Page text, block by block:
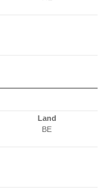
Land
BE